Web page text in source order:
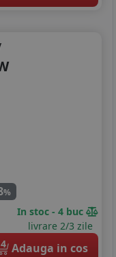
%
In stoc - 4 buc
livrare 2/3 zile
4 Adauga in cos